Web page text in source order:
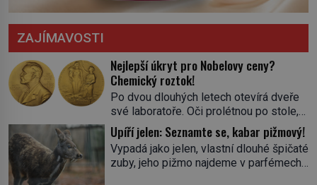
ZAJÍMAVOSTI
Nejlepší úkryt pro Nobelovy ceny?
Chemický roztok!
Po dvou dlouhých letech otevírá dveře
své laboratoře. Oči prolétnou po stole,
aby pak ulpěly na regálu, kde se nachází
všemožné látky. Hledá žluto-oranžovou
tekutinu, jakmile ji zahlédne, nesmírně
se mu uleví. Teď může svůj plán
Upíří jelen: Seznamte se, kabar pižmový!
Vypadá jako jelen, vlastní dlouhé špičaté
zuby, jeho pižmo najdeme v parfémech